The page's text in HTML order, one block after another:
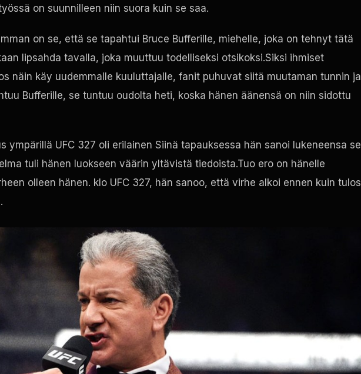
on suunnilleen niin suora kuin se saa.
on se, että se tapahtui Bruce Bufferille, miehelle, joka on tehnyt tätä
lipsahda tavalla, joka muuttuu todelliseksi otsikoksi.Siksi ihmiset
näin käy uudemmalle kuuluttajalle, fanit puhuvat siitä muutaman tunnin ja
Bufferille, se tuntuu oudolta heti, koska hänen äänensä on niin sidottu
ympärillä UFC 327 oli erilainen Siinä tapauksessa hän sanoi lukeneensa
tuli hänen luokseen väärin yltävistä tiedoista.Tuo ero on hänelle
olleen hänen. klo UFC 327, hän sanoo, että virhe alkoi ennen kuin tulos